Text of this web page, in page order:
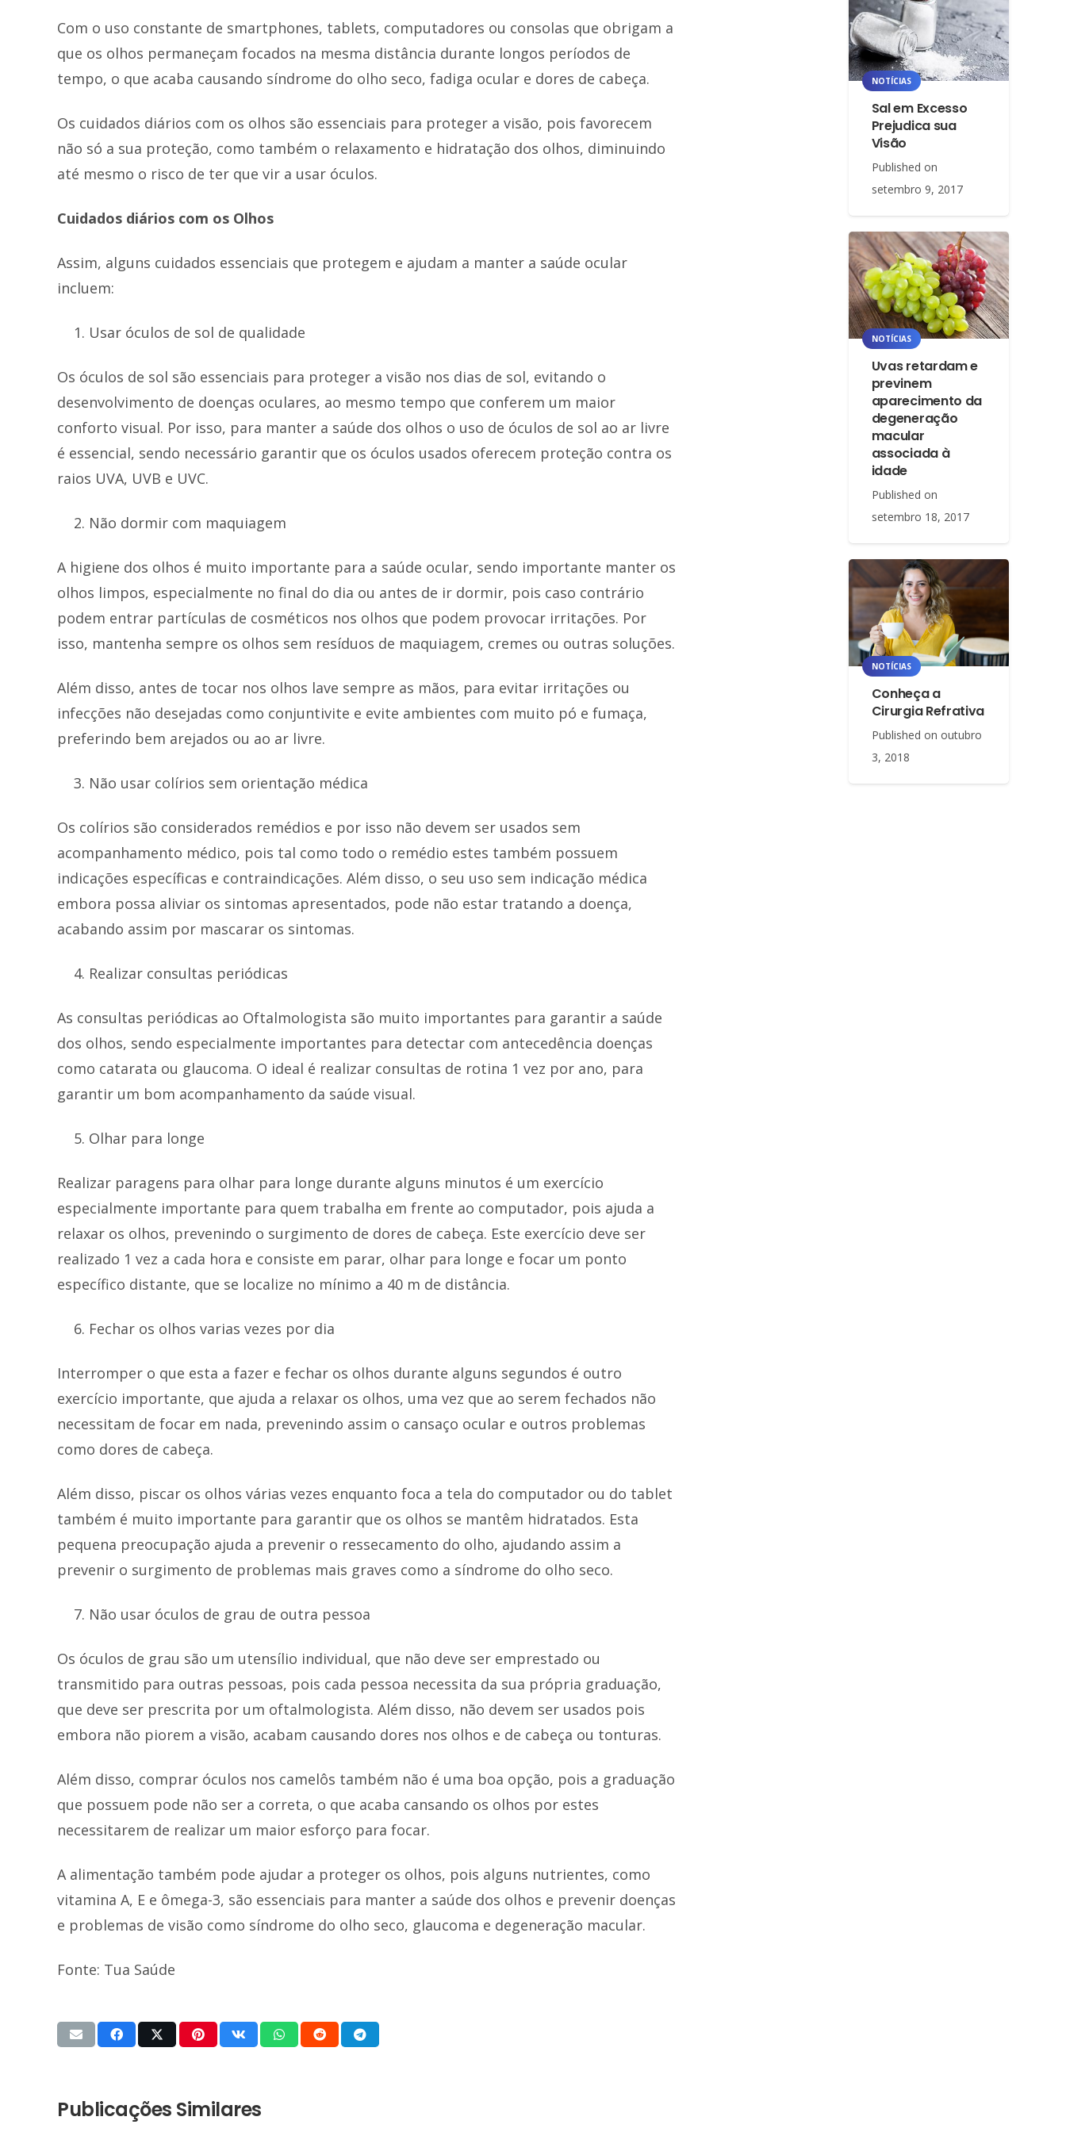
Com o uso constante de smartphones, tablets, computadores ou consolas que obrigam a
que os olhos permaneçam focados na mesma distância durante longos períodos de
tempo, o que acaba causando síndrome do olho seco, fadiga ocular e dores de cabeça.
Os cuidados diários com os olhos são essenciais para proteger a visão, pois favorecem
não só a sua proteção, como também o relaxamento e hidratação dos olhos, diminuindo
até mesmo o risco de ter que vir a usar óculos.
Cuidados diários com os Olhos
Assim, alguns cuidados essenciais que protegem e ajudam a manter a saúde ocular
incluem:
Usar óculos de sol de qualidade
Os óculos de sol são essenciais para proteger a visão nos dias de sol, evitando o
desenvolvimento de doenças oculares, ao mesmo tempo que conferem um maior
conforto visual. Por isso, para manter a saúde dos olhos o uso de óculos de sol ao ar livre
é essencial, sendo necessário garantir que os óculos usados oferecem proteção contra os
raios UVA, UVB e UVC.
Não dormir com maquiagem
A higiene dos olhos é muito importante para a saúde ocular, sendo importante manter os
olhos limpos, especialmente no final do dia ou antes de ir dormir, pois caso contrário
podem entrar partículas de cosméticos nos olhos que podem provocar irritações. Por
isso, mantenha sempre os olhos sem resíduos de maquiagem, cremes ou outras soluções.
Além disso, antes de tocar nos olhos lave sempre as mãos, para evitar irritações ou
infecções não desejadas como conjuntivite e evite ambientes com muito pó e fumaça,
preferindo bem arejados ou ao ar livre.
Não usar colírios sem orientação médica
Os colírios são considerados remédios e por isso não devem ser usados sem
acompanhamento médico, pois tal como todo o remédio estes também possuem
indicações específicas e contraindicações. Além disso, o seu uso sem indicação médica
embora possa aliviar os sintomas apresentados, pode não estar tratando a doença,
acabando assim por mascarar os sintomas.
Realizar consultas periódicas
As consultas periódicas ao Oftalmologista são muito importantes para garantir a saúde
dos olhos, sendo especialmente importantes para detectar com antecedência doenças
como catarata ou glaucoma. O ideal é realizar consultas de rotina 1 vez por ano, para
garantir um bom acompanhamento da saúde visual.
Olhar para longe
Realizar paragens para olhar para longe durante alguns minutos é um exercício
especialmente importante para quem trabalha em frente ao computador, pois ajuda a
relaxar os olhos, prevenindo o surgimento de dores de cabeça. Este exercício deve ser
realizado 1 vez a cada hora e consiste em parar, olhar para longe e focar um ponto
específico distante, que se localize no mínimo a 40 m de distância.
Fechar os olhos varias vezes por dia
Interromper o que esta a fazer e fechar os olhos durante alguns segundos é outro
exercício importante, que ajuda a relaxar os olhos, uma vez que ao serem fechados não
necessitam de focar em nada, prevenindo assim o cansaço ocular e outros problemas
como dores de cabeça.
Além disso, piscar os olhos várias vezes enquanto foca a tela do computador ou do tablet
também é muito importante para garantir que os olhos se mantêm hidratados. Esta
pequena preocupação ajuda a prevenir o ressecamento do olho, ajudando assim a
prevenir o surgimento de problemas mais graves como a síndrome do olho seco.
Não usar óculos de grau de outra pessoa
Os óculos de grau são um utensílio individual, que não deve ser emprestado ou
transmitido para outras pessoas, pois cada pessoa necessita da sua própria graduação,
que deve ser prescrita por um oftalmologista. Além disso, não devem ser usados pois
embora não piorem a visão, acabam causando dores nos olhos e de cabeça ou tonturas.
Além disso, comprar óculos nos camelôs também não é uma boa opção, pois a graduação
que possuem pode não ser a correta, o que acaba cansando os olhos por estes
necessitarem de realizar um maior esforço para focar.
A alimentação também pode ajudar a proteger os olhos, pois alguns nutrientes, como
vitamina A, E e ômega-3, são essenciais para manter a saúde dos olhos e prevenir doenças
e problemas de visão como síndrome do olho seco, glaucoma e degeneração macular.
Fonte: Tua Saúde
Publicações Similares
NOTÍCIAS
Sal em Excesso
Prejudica sua
Visão
Published on
setembro 9, 2017
NOTÍCIAS
Uvas retardam e
previnem
aparecimento da
degeneração
macular
associada à
idade
Published on
setembro 18, 2017
NOTÍCIAS
Conheça a
Cirurgia Refrativa
Published on outubro
3, 2018